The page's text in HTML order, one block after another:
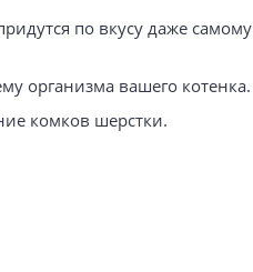
по вкусу даже самому
организма вашего котенка.
комков шерстки.